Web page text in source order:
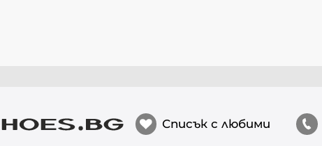
Списък с любими